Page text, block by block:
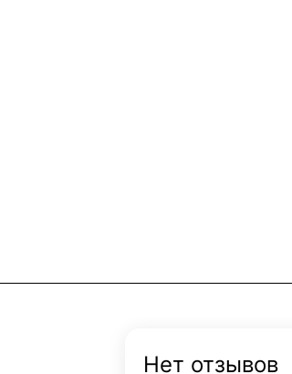
Нет отзывов